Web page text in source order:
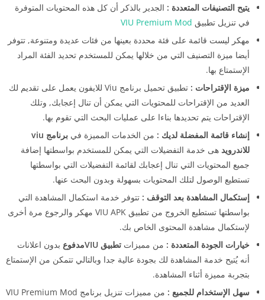
يتيح التصنيفات المتعددة : الجدير بالذكر أن كل هذه المحتويات المتوفرة
في تنزيل تطبيق
مهكر ليست قائمة على فئة محددة بعينها من فئات عديدة ومتنوعة, تتوفر
أيضا ميزة التصنيف التي من خلالها يمكن للمستخدم تحديد الفئة المراد
الإستمتاع بها.
ميزة الإقتراحات :
تطبيق تحميل برنامج Viu للايفون يعمل على تقديم لك
العديد من الإقتراحات للمحتويات التي يمكن أن تنال إعجابك, وتلك
الإقتراحات يتم تحديدها بناءا على عمليات البحث التي تقوم بها.
إنشاء قائمة المفضلة لديك : من الخدمات المميزة في
برنامج viu
للاندرويد هى خدمة التفضيلات التي يمكن للمستخدم بواسطتها إضافة
جميع المحتويات التي تنال إعجابك لقائمة التفضيلات التي بواسطتها
تستطيع الوصول لتلك المحتويات بسهولة وبدون البحث عنها.
إستكمال المشاهدة بعد التوقف : تتوفر خدمة استكمال المشاهدة التي
بواسطتها تستطيع الخروج من تطبيق VIU APK مهكر والرجوع مرة أخرى
لإستكمال مشاهدة المحتوى الخاص بك.
خيارات الجودة المتعددة : من مميزات تطبيق VIUمدفوع
بدون اعلانات
أنه يُتيح خدمة المشاهدة لك بجودة عالية جدا وبالتالي تتمكن من الإستمتاع
بتجربة مميزة أثناء المشاهدة.
سهل الإستخدام للجميع :
من مميزات تنزيل برنامج VIU Premium Mod